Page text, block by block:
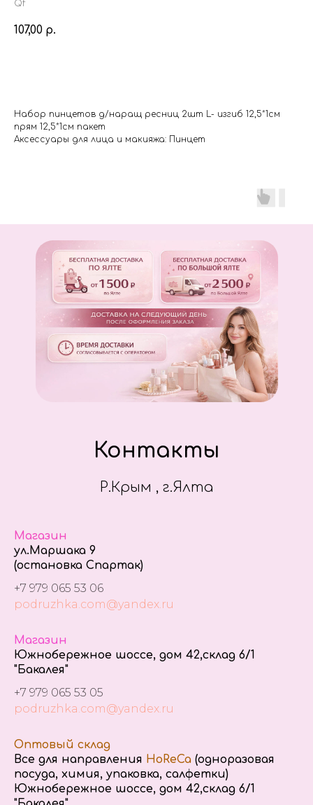
Qf
107,00 р.
Набор пинцетов д/наращ ресниц 2шт L- изгиб 12,5*1см
прям 12,5*1см пакет
Аксессуары для лица и макияжа: Пинцет
Контакты
Р.Крым , г.Ялта
Магазин
ул.Маршака 9
(остановка Спартак)
+7 979 065 53 06
podruzhka.com@yandex.ru
Магазин
Южнобережное шоссе, дом 42,склад 6/1
"Бакалея"
+7 979 065 53 05
podruzhka.com@yandex.ru
Оптовый склад
Все для направления HoReCa (одноразовая
посуда, химия, упаковка, салфетки)
Южнобережное шоссе, дом 42,склад 6/1